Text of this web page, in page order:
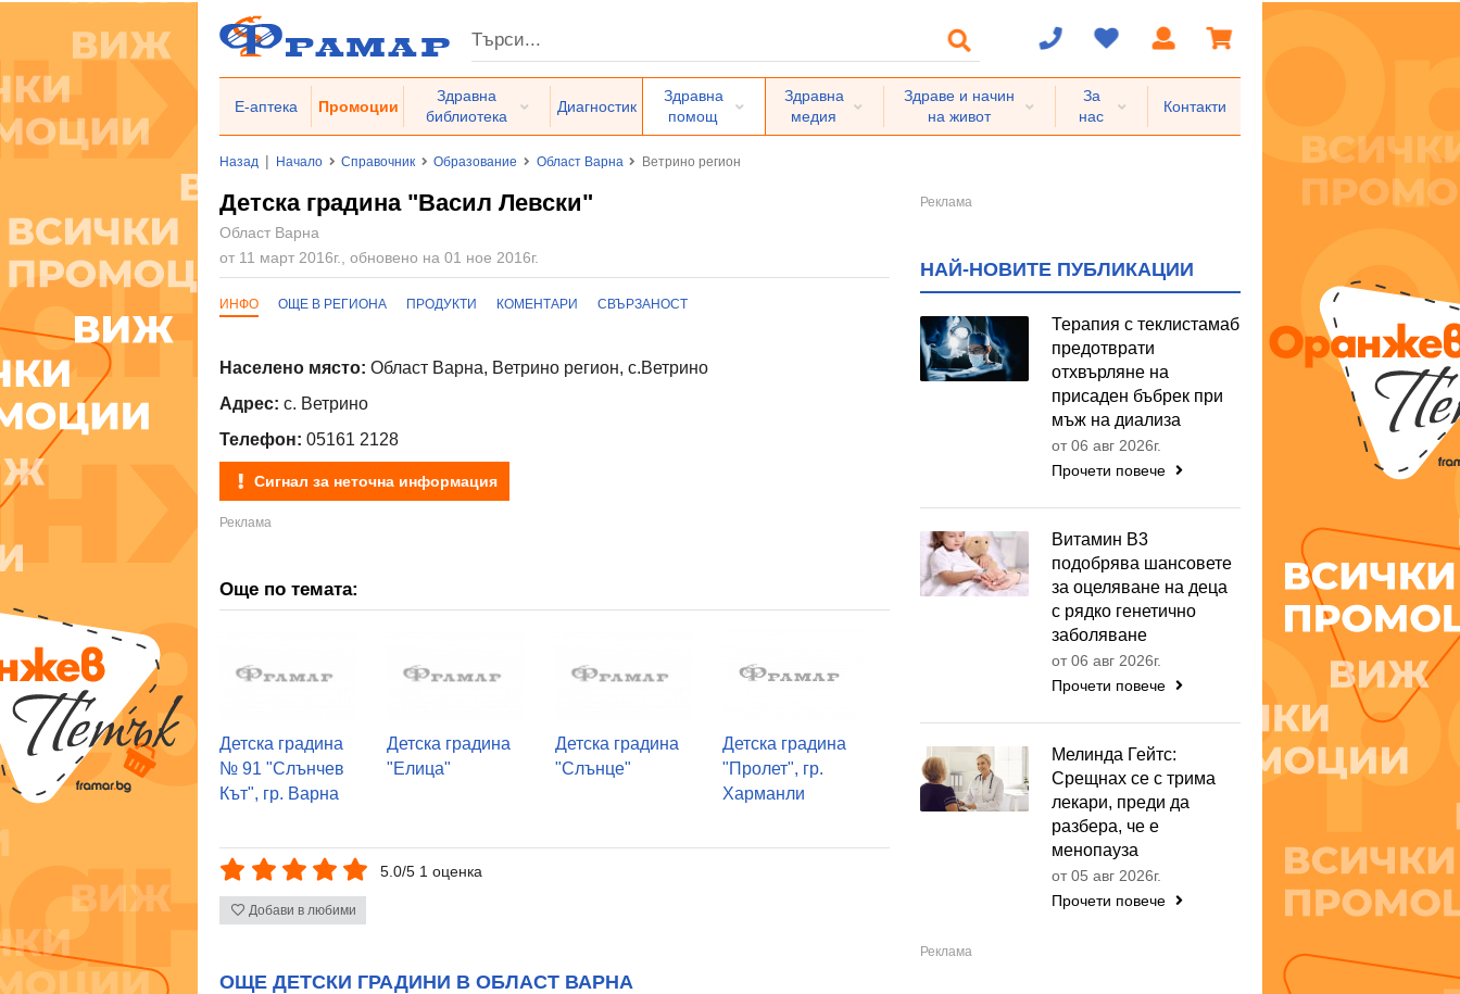
Е-аптека Промоции
Здравна
библиотека
Диагностик
Здравна
помощ
Здравна
медия
Здраве и начин
на живот
За
нас
Контакти
Назад | Начало Справочник Образование Област Варна Ветрино регион
Детска градина "Васил Левски"
Област Варна
от 11 март 2016г., обновено на 01 ное 2016г.
ИНФО ОЩЕ В РЕГИОНА ПРОДУКТИ КОМЕНТАРИ СВЪРЗАНОСТ
Населено място: Област Варна, Ветрино регион, с.Ветрино
Адрес: с. Ветрино
Телефон: 05161 2128
Сигнал за неточна информация
Още по темата:
Детска градина
№ 91 "Слънчев
Кът", гр. Варна
Детска градина
"Елица"
Детска градина
"Слънце"
Детска градина
"Пролет", гр.
Харманли
5.0/5 1 оценка
Добави в любими
ОЩЕ ДЕТСКИ ГРАДИНИ В ОБЛАСТ ВАРНА
НАЙ-НОВИТЕ ПУБЛИКАЦИИ
Терапия с теклистамаб
предотврати
отхвърляне на
присаден бъбрек при
мъж на диализа
от 06 авг 2026г.
Прочети повече
Витамин B3
подобрява шансовете
за оцеляване на деца
с рядко генетично
заболяване
от 06 авг 2026г.
Прочети повече
Мелинда Гейтс:
Срещнах се с трима
лекари, преди да
разбера, че е
менопауза
от 05 авг 2026г.
Прочети повече